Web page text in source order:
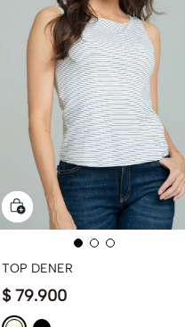
TOP DENER
$ 79.900